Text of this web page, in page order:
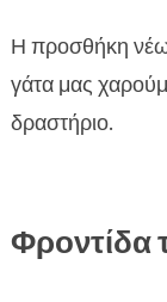
Η προσθήκη
γάτα μας
δραστήριο.
Φροντίδα